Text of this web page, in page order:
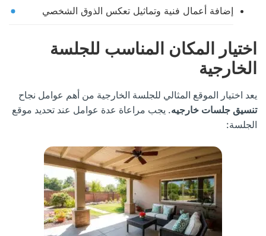
إضافة أعمال فنية وتماثيل تعكس الذوق الشخصي
اختيار المكان المناسب للجلسة
الخارجية
يعد اختيار الموقع المثالي للجلسة الخارجية من أهم عوامل نجاح
تنسيق جلسات خارجيه. يجب مراعاة عدة عوامل عند تحديد موقع
الجلسة: